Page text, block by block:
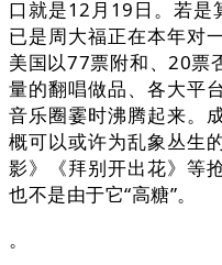
口就是12月19日。若是
已是周大福正在本年对
美国以77票附和、20票
量的翻唱做品、各大平
音乐圈霎时沸腾起来。
概可以或许为乱象丛生
影》《拜别开出花》等
也不是由于它“高糖”。
。